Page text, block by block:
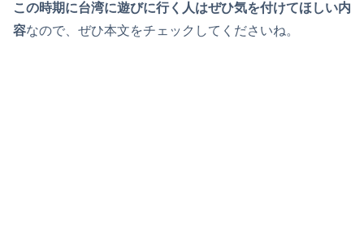
この時期に台湾に遊びに行く人はぜひ気を付けてほしい内
容なので、ぜひ本文をチェックしてくださいね。